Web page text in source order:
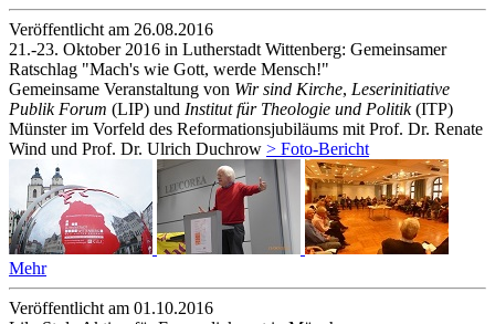
Veröffentlicht am 26­.08.2016
21.-23. Oktober 2016 in Lutherstadt Wittenberg: Gemeinsamer
Ratschlag "Mach's wie Gott, werde Mensch!"
Gemeinsame Veranstaltung von Wir sind Kirche, Leserinitiative
Publik Forum (LIP) und Institut für Theologie und Politik(ITP)
Münster im Vorfeld des Reformationsjubiläums mit Prof. Dr. Renate
Wind und Prof. Dr. Ulrich Duchrow > Foto-Bericht
Mehr
Veröffentlicht am 01­.10.2016